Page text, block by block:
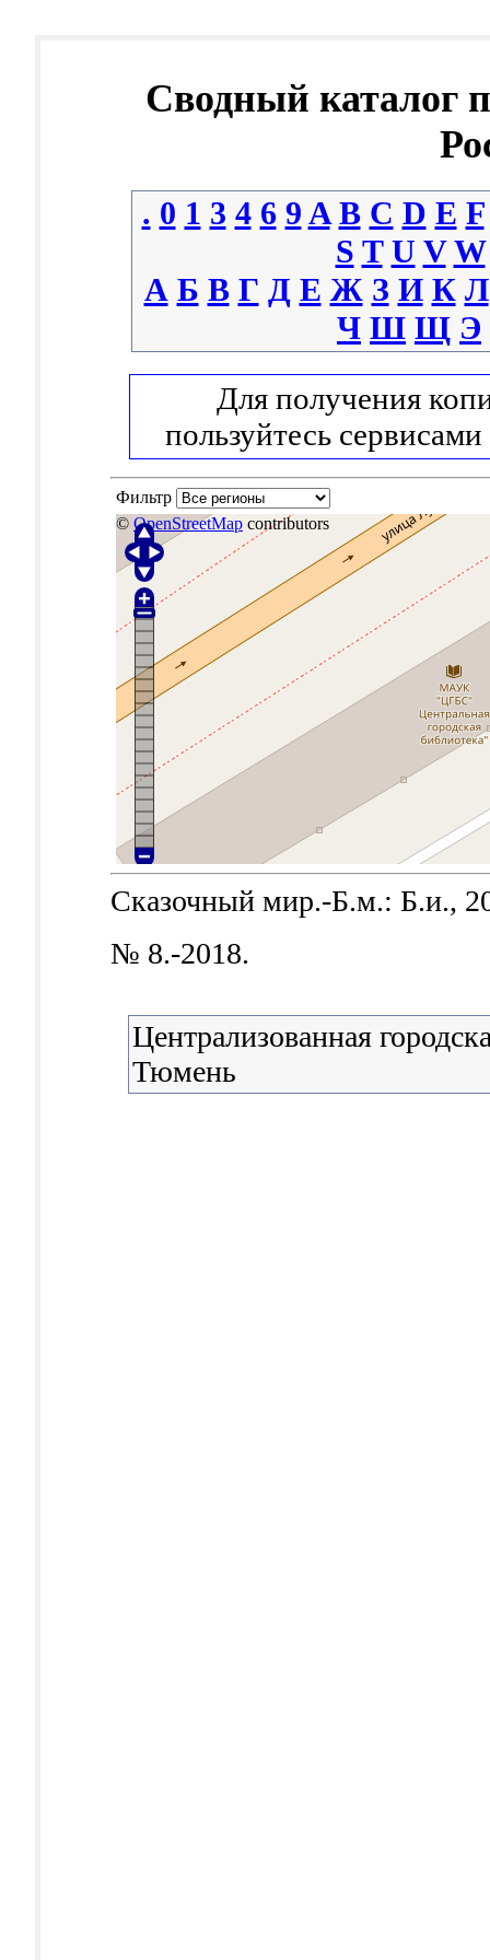
Сводный каталог
. 0 1 3 4 6 9 A B C D E F
S T U V W
А Б В Г Д Е Ж З И К Л
Ч Ш Щ Э
Для получения
пользуйтесь сервисами
Фильтр
© OpenStreetMap contributors
Сказочный мир.-Б.м.: Б.и.,
№ 8.-2018.
Централизованная
Тюмень